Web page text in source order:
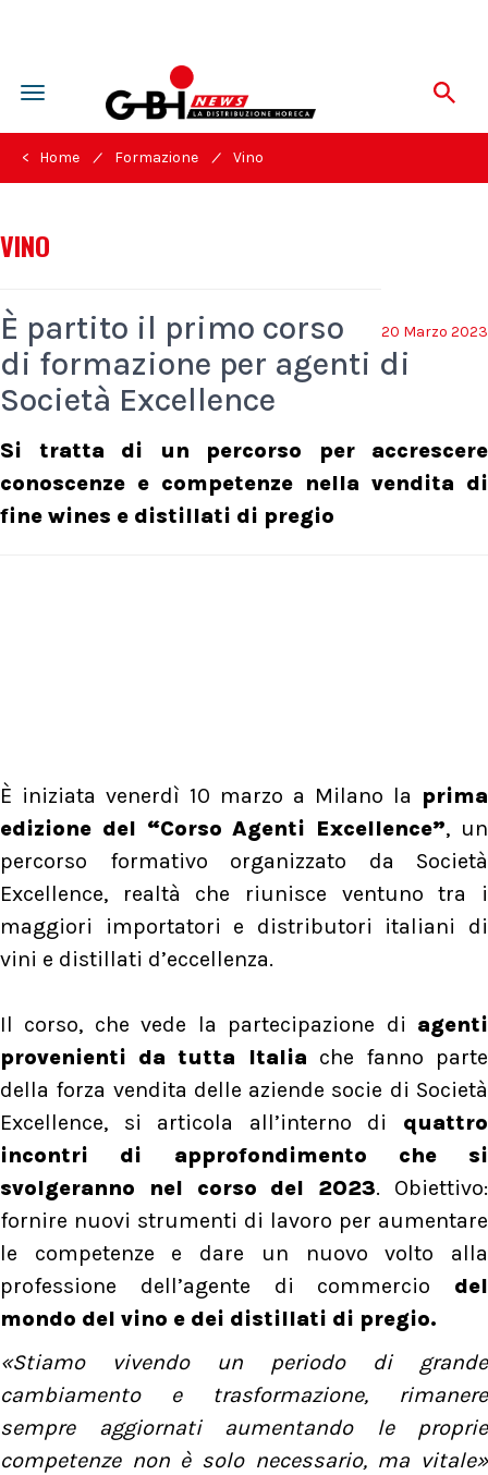
Toggle
navigation
< Home / Formazione / Vino
VINO
20 Marzo 2023
È partito il primo corso
di formazione per agenti di
Società Excellence
Si tratta di un percorso per accrescere
conoscenze e competenze nella vendita di
fine wines e distillati di pregio
È iniziata venerdì 10 marzo a Milano la prima
edizione del “Corso Agenti Excellence”, un
percorso formativo organizzato da Società
Excellence, realtà che riunisce ventuno tra i
maggiori importatori e distributori italiani di
vini e distillati d’eccellenza.
Il corso, che vede la partecipazione di agenti
provenienti da tutta Italia che fanno parte
della forza vendita delle aziende socie di Società
Excellence, si articola all’interno di quattro
incontri di approfondimento che si
svolgeranno nel corso del 2023. Obiettivo:
fornire nuovi strumenti di lavoro per aumentare
le competenze e dare un nuovo volto alla
professione dell’agente di commercio del
mondo del vino e dei distillati di pregio.
«Stiamo vivendo un periodo di grande
cambiamento e trasformazione, rimanere
sempre aggiornati aumentando le proprie
competenze non è solo necessario, ma vitale»